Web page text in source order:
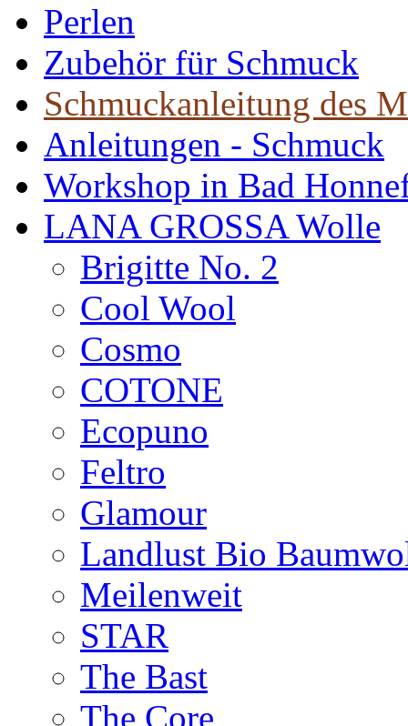
Perlen
Zubehör für Schmuck
Schmuckanleitung des
Anleitungen - Schmuck
Workshop in Bad
LANA GROSSA Wolle
Brigitte No. 2
Cool Wool
Cosmo
COTONE
Ecopuno
Feltro
Glamour
Landlust Bio
Meilenweit
STAR
The Bast
The Core